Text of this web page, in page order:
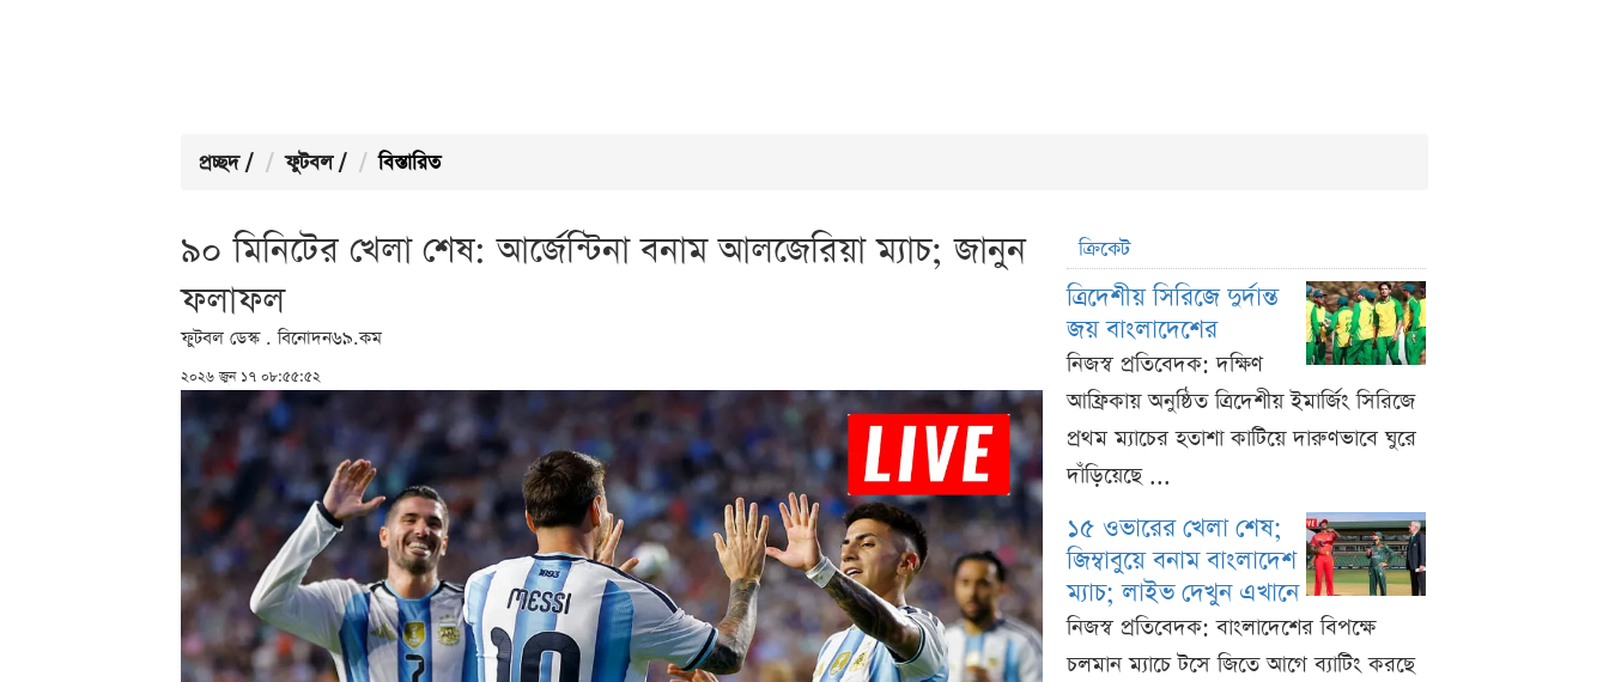
প্রচ্ছদ / ফুটবল / বিস্তারিত
৯০ মিনিটের খেলা শেষ: আর্জেন্টিনা বনাম আলজেরিয়া ম্যাচ; জানুন
ফলাফল
ফুটবল ডেস্ক . বিনোদন৬৯.কম
২০২৬ জুন ১৭ ০৮:৫৫:৫২
ক্রিকেট
ত্রিদেশীয় সিরিজে দুর্দান্ত
জয় বাংলাদেশের
নিজস্ব প্রতিবেদক: দক্ষিণ
আফ্রিকায় অনুষ্ঠিত ত্রিদেশীয় ইমার্জিং সিরিজে
প্রথম ম্যাচের হতাশা কাটিয়ে দারুণভাবে ঘুরে
দাঁড়িয়েছে ...
১৫ ওভারের খেলা শেষ;
জিম্বাবুয়ে বনাম বাংলাদেশ
ম্যাচ; লাইভ দেখুন এখানে
নিজস্ব প্রতিবেদক: বাংলাদেশের বিপক্ষে
চলমান ম্যাচে টসে জিতে আগে ব্যাটিং করছে